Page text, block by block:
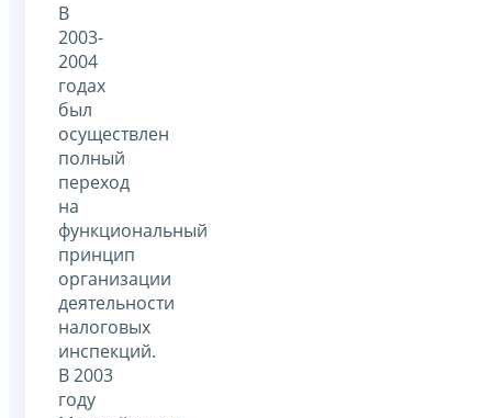
В
2003-
2004
годах
был
осуществлен
полный
переход
на
функциональный
принцип
организации
деятельности
налоговых
инспекций.
В 2003
году